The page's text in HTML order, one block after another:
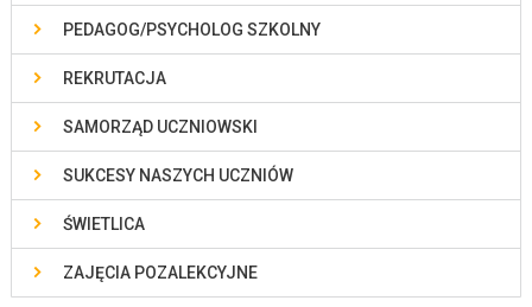
PEDAGOG/PSYCHOLOG SZKOLNY
REKRUTACJA
SAMORZĄD UCZNIOWSKI
SUKCESY NASZYCH UCZNIÓW
ŚWIETLICA
ZAJĘCIA POZALEKCYJNE